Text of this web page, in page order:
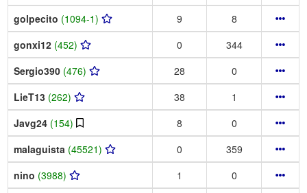
golpecito (1094-1) 9
8
gonxi12 (452) 0
344
Sergio390 (476) 28
0
LieT13 (262) 38
1
Javg24 (154) 8
0
malaguista (45521) 0
359
nino (3988) 1
0